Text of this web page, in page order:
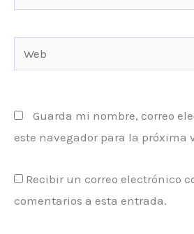
electrónico*
Guarda mi nombre, correo
este navegador para la próxima
Recibir un correo electrónico
comentarios a esta entrada.